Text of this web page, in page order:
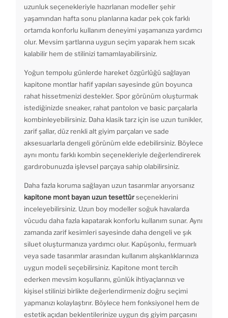
uzunluk seçenekleriyle hazırlanan modeller şehir
yaşamından hafta sonu planlarına kadar pek çok farklı
ortamda konforlu kullanım deneyimi yaşamanıza yardımcı
olur. Mevsim şartlarına uygun seçim yaparak hem sıcak
kalabilir hem de stilinizi tamamlayabilirsiniz.
Yoğun tempolu günlerde hareket özgürlüğü sağlayan
kapitone montlar hafif yapıları sayesinde gün boyunca
rahat hissetmenizi destekler. Spor görünüm oluşturmak
istediğinizde sneaker, rahat pantolon ve basic parçalarla
kombinleyebilirsiniz. Daha klasik tarz için ise uzun tunikler,
zarif şallar, düz renkli alt giyim parçaları ve sade
aksesuarlarla dengeli görünüm elde edebilirsiniz. Böylece
aynı montu farklı kombin seçenekleriyle değerlendirerek
gardırobunuzda işlevsel parçaya sahip olabilirsiniz.
Daha fazla koruma sağlayan uzun tasarımlar arıyorsanız
kapitone mont bayan uzun tesettürseçeneklerini
inceleyebilirsiniz. Uzun boy modeller soğuk havalarda
vücudu daha fazla kapatarak konforlu kullanım sunar. Aynı
zamanda zarif kesimleri sayesinde daha dengeli ve şık
siluet oluşturmanıza yardımcı olur. Kapüşonlu, fermuarlı
veya sade tasarımlar arasından kullanım alışkanlıklarınıza
uygun modeli seçebilirsiniz. Kapitone mont tercih
ederken mevsim koşullarını, günlük ihtiyaçlarınızı ve
kişisel stilinizi birlikte değerlendirmeniz doğru seçimi
yapmanızı kolaylaştırır. Böylece hem fonksiyonel hem de
estetik açıdan beklentilerinize uygun dış giyim parçasını